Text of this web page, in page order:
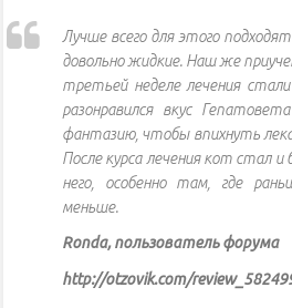
Лучше всего для этого
довольно жидкие. Наш же
третьей неделе лечения
разонравился вкус
фантазию, чтобы впихнуть
После курса лечения кот стал
него, особенно там, где
меньше.
Ronda, пользователь форума
http://otzovik.com/